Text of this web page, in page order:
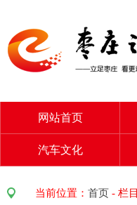
网站首页
汽车文化
当前位置： 首页 - 栏目